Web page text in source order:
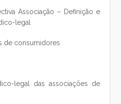
Associação – Definição e
legal
de consumidores
legal das associações de